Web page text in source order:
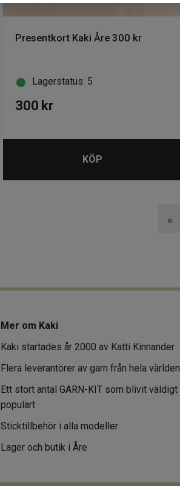
Presentkort Kaki Åre 300 kr
Lagerstatus: 5
300 kr
KÖP
«
Mer om Kaki
Kaki startades år 2000 av Katti Kinnander
Flera leverantörer av garn från hela världen
Ett stort antal GARN-KIT som blivit väldigt
populärt
Sticktillbehör i alla modeller
Lager och butik i Åre